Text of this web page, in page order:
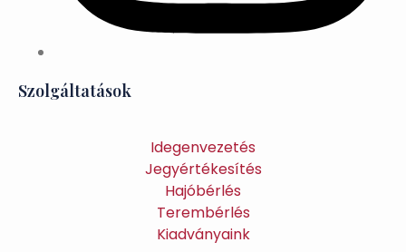
Szolgáltatások
Idegenvezetés
Jegyértékesítés
Hajóbérlés
Terembérlés
Kiadványaink